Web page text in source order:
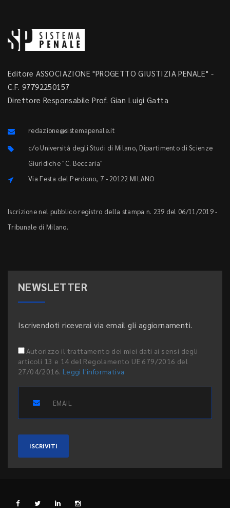
Editore ASSOCIAZIONE "PROGETTO GIUSTIZIA PENALE" -
C.F. 97792250157
Direttore Responsabile Prof. Gian Luigi Gatta
redazione@sistemapenale.it
c/o Università degli Studi di Milano, Dipartimento di Scienze
Giuridiche "C. Beccaria"
Via Festa del Perdono, 7 - 20122 MILANO
Iscrizione nel pubblico registro della stampa n. 239 del 06/11/2019 -
Tribunale di Milano.
NEWSLETTER
Iscrivendoti riceverai via email gli aggiornamenti.
Autorizzo il trattamento dei miei dati ai sensi degli
articoli 13 e 14 del Regolamento UE 679/2016 del
27/04/2016. Leggi l'informativa
ISCRIVITI